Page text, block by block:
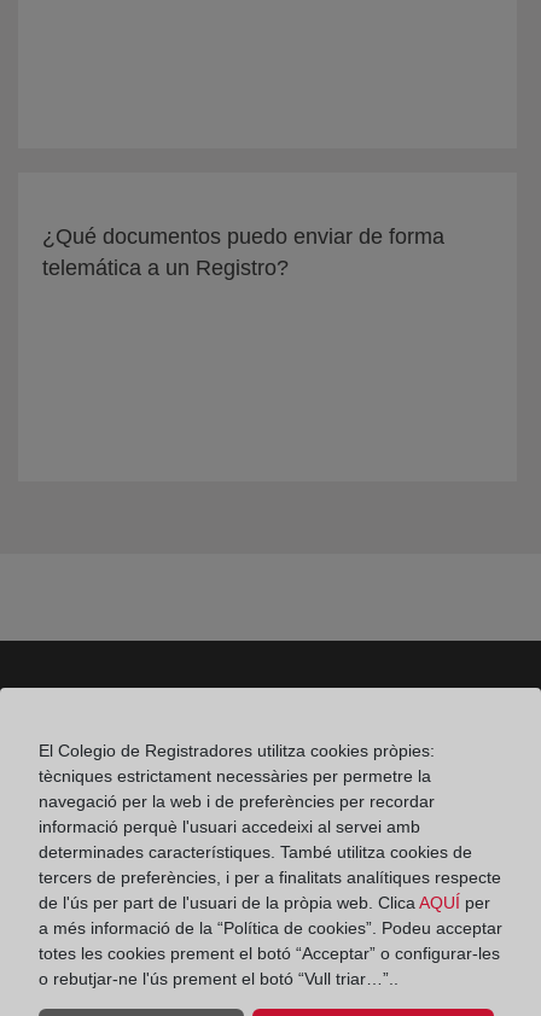
¿Qué documentos puedo enviar de forma
telemática a un Registro?
Príncipe de Vergara 70. 28006 Madrid
Teléfono:91 270 17 96
Fax:91 564 11 59
Email:contacto@registradores.org
Registro de entrada del Colegio de registradores
El Colegio de Registradores utilitza cookies pròpies:
tècniques estrictament necessàries per permetre la
navegació per la web i de preferències per recordar
informació perquè l'usuari accedeixi al servei amb
determinades característiques. També utilitza cookies de
tercers de preferències, i per a finalitats analítiques respecte
de l'ús per part de l'usuari de la pròpia web. Clica AQUÍ per
a més informació de la “Política de cookies”. Podeu acceptar
totes les cookies prement el botó “Acceptar” o configurar-les
o rebutjar-ne l'ús prement el botó “Vull triar…”..